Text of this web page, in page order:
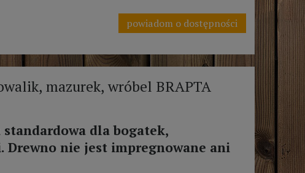
powiadom o dostępności
mazurek, wróbel BRAPTA
dla bogatek,
nie jest impregnowane ani